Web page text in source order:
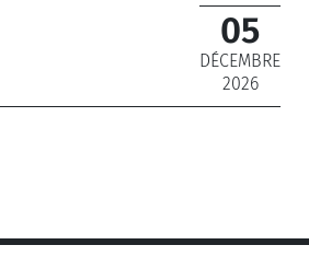
05
DÉCEMBRE
2026